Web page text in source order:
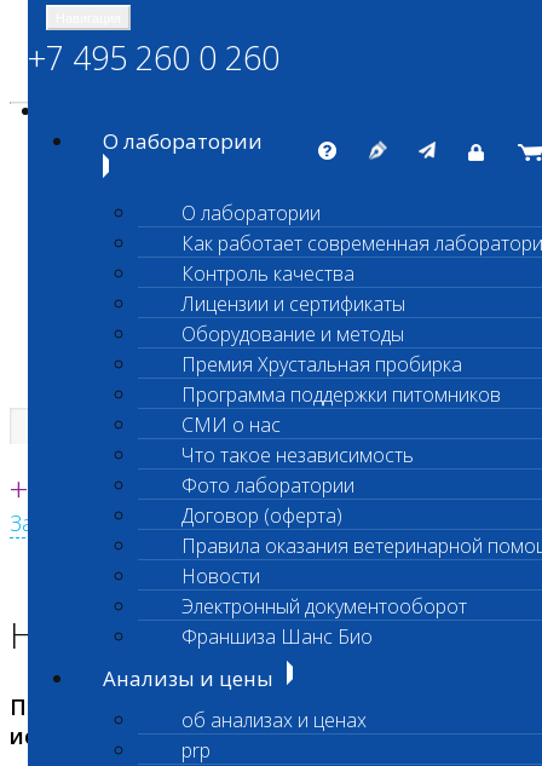
ШАНС БИО
Независимая ветеринарная лаборатория
Единая круглосуточная справочная
+7 495 260 0 260
Заказать звонок с сайта
+7 495 260 0 260
О лаборатории
О лаборатории
Как работает современная
Контроль качества
Лицензии и сертификаты
Оборудование и методы
Премия Хрустальная пробирка
Программа поддержки питомников
СМИ о нас
Что такое независимость
Фото лаборатории
Договор (оферта)
Правила оказания ветеринарной
Новости
Электронный документооборот
Франшиза Шанс Био
Анализы и цены
об анализах и ценах
prp
Главная страница
Новости лаборатории
Приостановка срочных биохимических
исследований